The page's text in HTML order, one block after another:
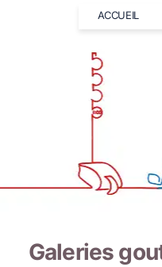
ACCUEIL
Galeries